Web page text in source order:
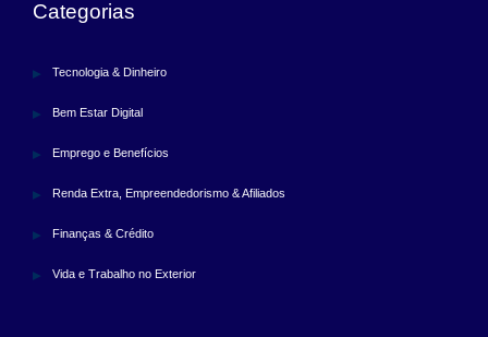
Categorias
Tecnologia & Dinheiro
Bem Estar Digital
Emprego e Benefícios
Renda Extra, Empreendedorismo & Afiliados
Finanças & Crédito
Vida e Trabalho no Exterior